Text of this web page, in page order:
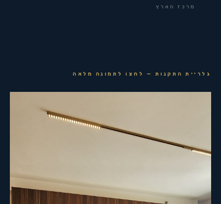
מרכז הארץ
גלריית התקנות — לחצו לתמונה מלאה